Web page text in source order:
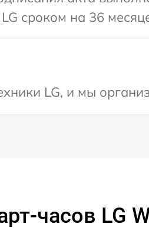
сроком на 36
LG, и мы
часов LG